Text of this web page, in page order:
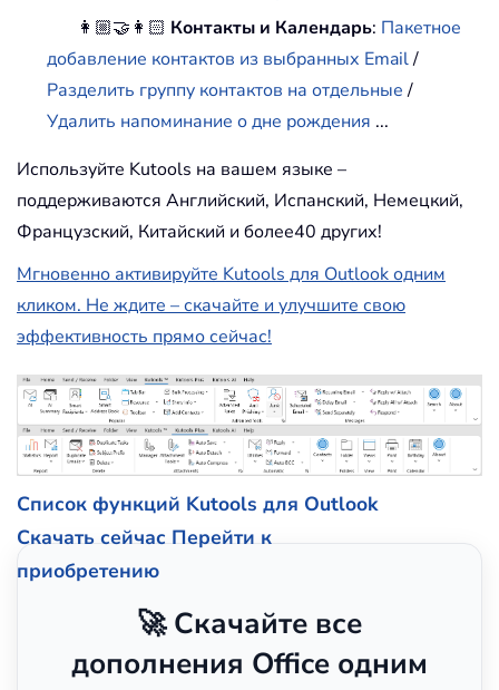
👩🏼‍🤝‍👩🏻 Контакты и Календарь: Пакетное
добавление контактов из выбранных Email/
Разделить группу контактов на отдельные/
Удалить напоминание о дне рождения ...
Используйте Kutools на вашем языке –
поддерживаются Английский, Испанский, Немецкий,
Французский, Китайский и более40 других!
Мгновенно активируйте Kutools для Outlook одним
кликом. Не ждите – скачайте и улучшите свою
эффективность прямо сейчас!
Список функций Kutools для Outlook
Скачать сейчас Перейти к
приобретению
🚀 Скачайте все
дополнения Office одним